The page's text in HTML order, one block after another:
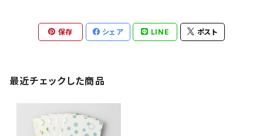
保存 シェア LINE ポスト
最近チェックした商品